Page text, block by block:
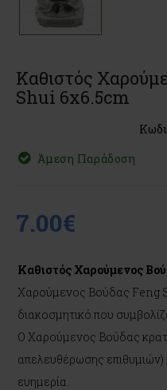
Καθιστός
Shui 6x6.5cm
Άμεση Παράδοση
7.00€
Καθιστός Χαρούμενος
Χαρούμενος Βούδας Feng
διακοσμητικό που
Ο Χαρούμενος Βούδας
απελευθέρωσης
ευημερία.